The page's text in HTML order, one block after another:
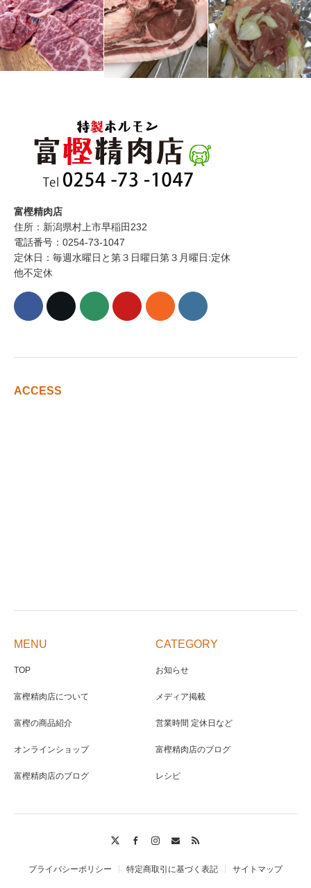
富樫精肉店
住所：新潟県村上市早稲田232
電話番号：0254-73-1047
定休日：毎週水曜日と第３日曜日第３月曜日:定休
他不定休
ACCESS
MENU
TOP
富樫精肉店について
富樫の商品紹介
オンラインショップ
富樫精肉店のブログ
CATEGORY
お知らせ
メディア掲載
営業時間 定休日など
富樫精肉店のブログ
レシピ
RSS
プライバシーポリシー 特定商取引に基づく表記 サイトマップ